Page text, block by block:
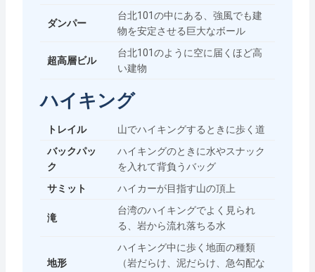
ダンパー
台北101の中にある、強風でも建
物を安定させる巨大なボール
超高層ビル
台北101のように空に届くほど高
い建物
ハイキング
トレイル
山でハイキングするときに歩く道
バックパッ
ク
ハイキングのときに水やスナック
を入れて背負うバッグ
サミット
ハイカーが目指す山の頂上
滝
台湾のハイキングでよく見られ
る、岩から流れ落ちる水
地形
ハイキング中に歩く地面の種類
（岩だらけ、泥だらけ、急勾配な